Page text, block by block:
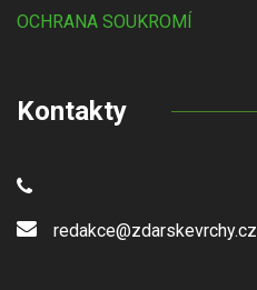
OCHRANA SOUKROMÍ
Kontakty
redakce@zdarskevrchy.cz